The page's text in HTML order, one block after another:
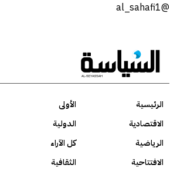
@al_sahafi1
الرئيسية الأولى
الاقتصادية
الدولية
الرياضية
كل الآراء
الافتتاحية
الثقافية